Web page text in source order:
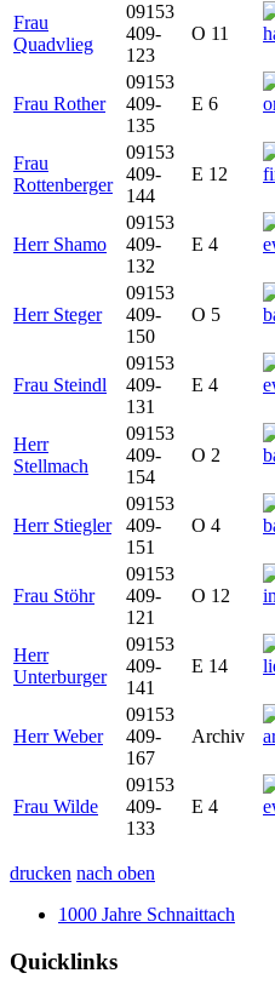
Frau
Quadvlieg
09153
409-
123
O 11
Frau Rother
09153
409-
135
E 6
Frau
Rottenberger
09153
409-
144
E 12
Herr Shamo
09153
409-
132
E 4
Herr Steger
09153
409-
150
O 5
Frau Steindl
09153
409-
131
E 4
Herr
Stellmach
09153
409-
154
O 2
Herr Stiegler
09153
409-
151
O 4
Frau Stöhr
09153
409-
121
O 12
Herr
Unterburger
09153
409-
141
E 14
Herr Weber
09153
409-
167
Archiv
Frau Wilde
09153
409-
133
E 4
drucken nach oben
1000 Jahre Schnaittach
Quicklinks